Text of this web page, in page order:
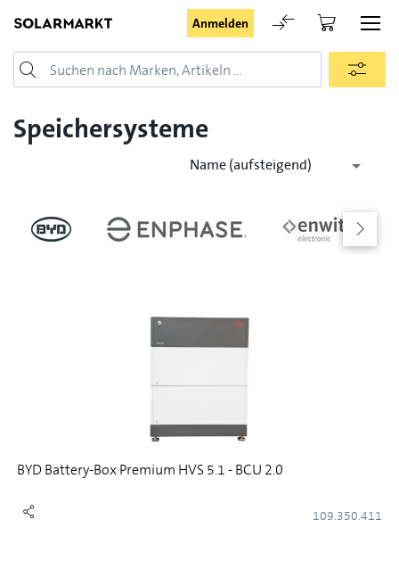
Anmelden
Login
Passwort vergessen
Speichersysteme
Name (aufsteigend)
BYD Battery-Box Premium HVS 5.1 - BCU 2.0
109.350.411